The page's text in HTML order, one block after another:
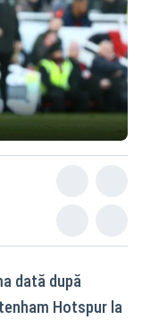
dată după
Hotspur la